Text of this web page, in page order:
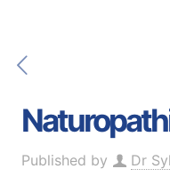
Published by Dr